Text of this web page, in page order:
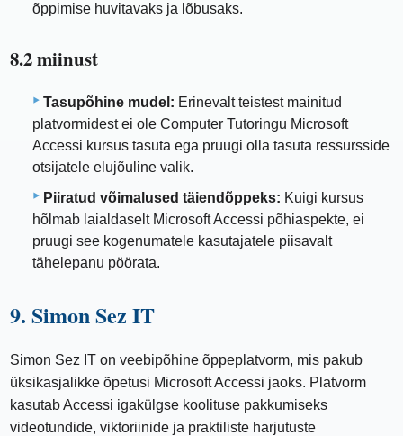
õppimise huvitavaks ja lõbusaks.
8.2 miinust
Tasupõhine mudel: Erinevalt teistest mainitud
platvormidest ei ole Computer Tutoringu Microsoft
Accessi kursus tasuta ega pruugi olla tasuta ressursside
otsijatele elujõuline valik.
Piiratud võimalused täiendõppeks: Kuigi kursus
hõlmab laialdaselt Microsoft Accessi põhiaspekte, ei
pruugi see kogenumatele kasutajatele piisavalt
tähelepanu pöörata.
9. Simon Sez IT
Simon Sez IT on veebipõhine õppeplatvorm, mis pakub
üksikasjalikke õpetusi Microsoft Accessi jaoks. Platvorm
kasutab Accessi igakülgse koolituse pakkumiseks
videotundide, viktoriinide ja praktiliste harjutuste